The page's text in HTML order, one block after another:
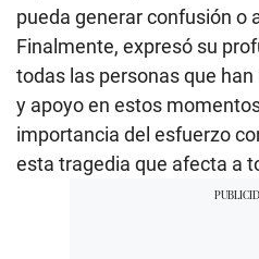
pueda generar confusión o
Finalmente, expresó su
todas las personas que
y apoyo en estos
importancia del esfuerzo
esta tragedia que afecta a